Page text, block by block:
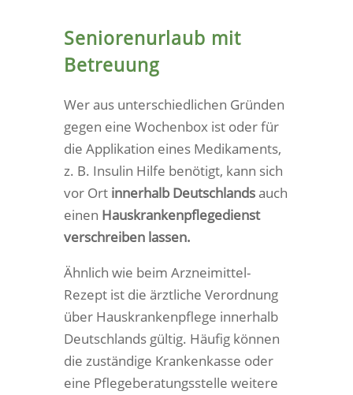
Seniorenurlaub mit
Betreuung
Wer aus unterschiedlichen Gründen
gegen eine Wochenbox ist oder für
die Applikation eines Medikaments,
z. B. Insulin Hilfe benötigt, kann sich
vor Ort innerhalb Deutschlandsauch
einen Hauskrankenpflegedienst
verschreiben lassen.
Ähnlich wie beim Arzneimittel-
Rezept ist die ärztliche Verordnung
über Hauskrankenpflege innerhalb
Deutschlands gültig. Häufig können
die zuständige Krankenkasse oder
eine Pflegeberatungsstelle weitere